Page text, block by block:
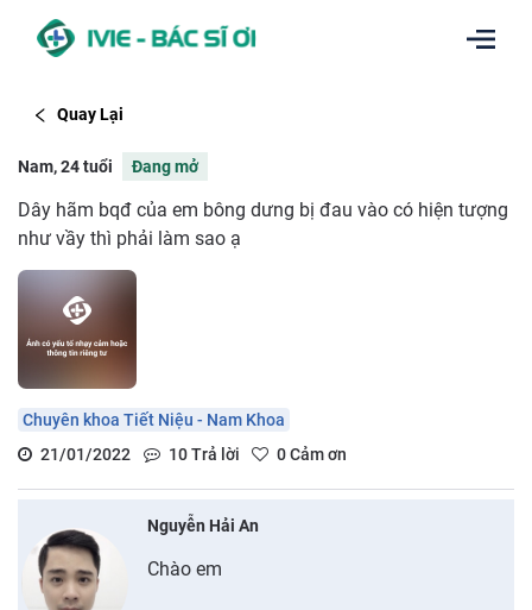
Quay Lại
Nam, 24 tuổi Đang mở
Dây hãm bqđ của em bông dưng bị đau vào có hiện tượng
như vầy thì phải làm sao ạ
Chuyên khoa Tiết Niệu - Nam Khoa
21/01/2022
10Trả lời 0Cảm ơn
Nguyễn Hải An
Chào em